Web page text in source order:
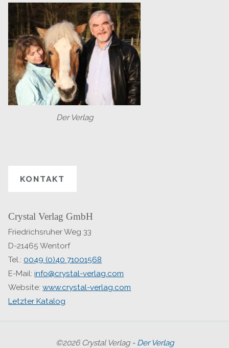
Der Verlag
KONTAKT
Crystal Verlag GmbH
Friedrichsruher Weg 33
D-21465 Wentorf
Tel.: 0049 (0)40 71001568
E-Mail:info@crystal-verlag.com
Website:www.crystal-verlag.com
Letzter Katalog
©2026 Crystal Verlag - Der Verlag